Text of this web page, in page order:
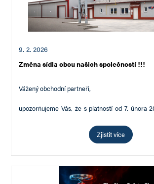
9. 2. 2026
Změna sídla obou našich společností !!!
Vážený obchodní partneři,
upozorňujeme Vás, že s platností od 7. února
AVEMAR cz s.r.o. IČ 25390732 ke změně…
Zjistit více